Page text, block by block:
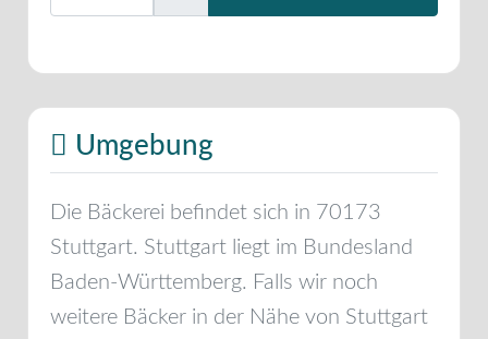
Umgebung
Die Bäckerei befindet sich in 70173
Stuttgart. Stuttgart liegt im Bundesland
Baden-Württemberg. Falls wir noch
weitere Bäcker in der Nähe von Stuttgart